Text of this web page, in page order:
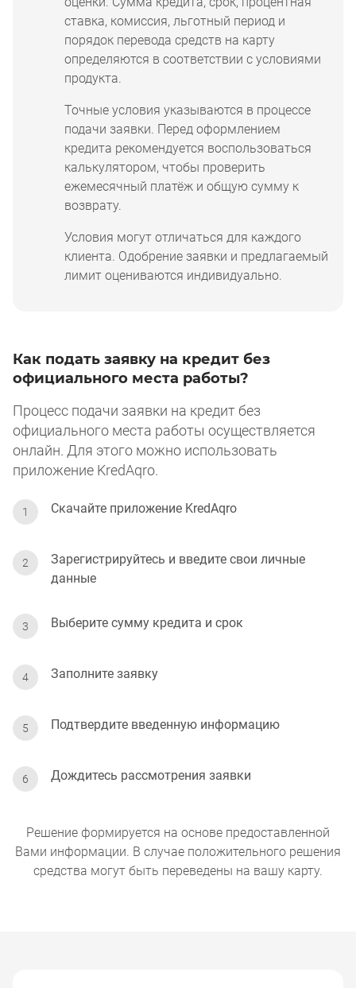
ставка, комиссия, льготный период и
порядок перевода средств на карту
определяются в соответствии с условиями
продукта.
Точные условия указываются в процессе
подачи заявки. Перед оформлением
кредита рекомендуется воспользоваться
калькулятором, чтобы проверить
ежемесячный платёж и общую сумму к
возврату.
Условия могут отличаться для каждого
клиента. Одобрение заявки и предлагаемый
лимит оцениваются индивидуально.
Как подать заявку на кредит без
официального места работы?
Процесс подачи заявки на кредит без
официального места работы осуществляется
онлайн. Для этого можно использовать
приложение KredAqro.
Скачайте приложение KredAqro
Зарегистрируйтесь и введите свои личные
данные
Выберите сумму кредита и срок
Заполните заявку
Подтвердите введенную информацию
Дождитесь рассмотрения заявки
Решение формируется на основе предоставленной
Вами информации. В случае положительного решения
средства могут быть переведены на вашу карту.